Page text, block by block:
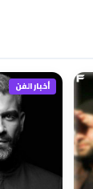
أخبار الفن